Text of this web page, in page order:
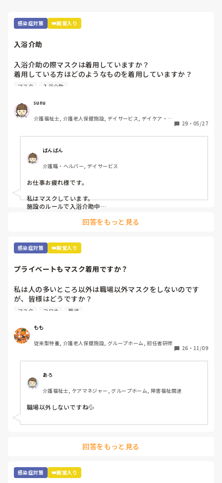
感染症対策 👑殿堂入り
入浴介助
入浴介助の際マスクは着用していますか？
着用している方はどのようなものを着用していますか？
😓アドバイスください！
マスク 入浴介助
sunu
介護福祉士, 介護老人保健施設, デイサービス, デイケア・通
29 ・ 05/27
ばんばん
介護職・ヘルパー, デイサービス
お仕事お疲れ様です。
私はマスクしています。
施設のルールで入浴介助中
使い捨てのマスクなので
参考にならないかもですが、、、
気持ち少し暑さがマシな気がします。
回答をもっと見る
感染症対策 👑殿堂入り
プライベートもマスク着用ですか？
私は人の多いところ以外は職場以外マスクをしないのです
が、皆様はどうですか？
職場が近いと人の目も気になるところですが、マスクの息苦
たいんですよね、、
マスク コロナ 職場
もも
従来型特養, 介護老人保健施設, グループホーム, 初任者研修
26 ・ 11/09
あろ
介護福祉士, ケアマネジャー, グループホーム, 障害福祉関連
職場以外しないですね💦
回答をもっと見る
感染症対策 👑殿堂入り